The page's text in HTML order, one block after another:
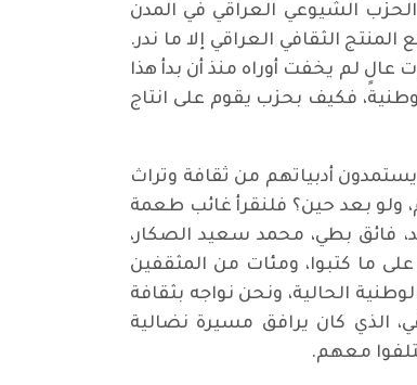
الشيوعي العراقي في المدن
الثقافي العراقي إلا ما ندر.
عالٍ لم يخفت أوراه منذ أن بدأ هذا
فكيف بحزب يقوم على انتاج
يستمدون أدبياتهم من ثقافة وتراث
ولو بعد حين؟ فلنقرأ غائب طعمة
فائق بطي، محمد سعيد الصكار،
ما كتبوا، ومئات من المثقفين
الحالية، ونحن نواجه بثقافة
الذي كان يرافق مسيرة نضالية
معهم.